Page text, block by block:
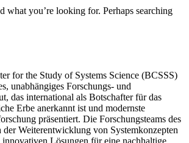
what you’re looking for. Perhaps searching
for the Study of Systems Science (BCSSS)
unabhängiges Forschungs- und
das international als Botschafter für das
Erbe anerkannt ist und modernste
präsentiert. Die Forschungsteams des
der Weiterentwicklung von Systemkonzepten